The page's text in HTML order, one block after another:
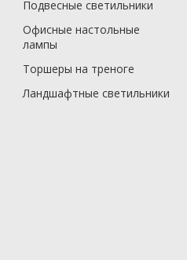
Подвесные светильники
Офисные настольные
лампы
Торшеры на треноге
Ландшафтные светильники